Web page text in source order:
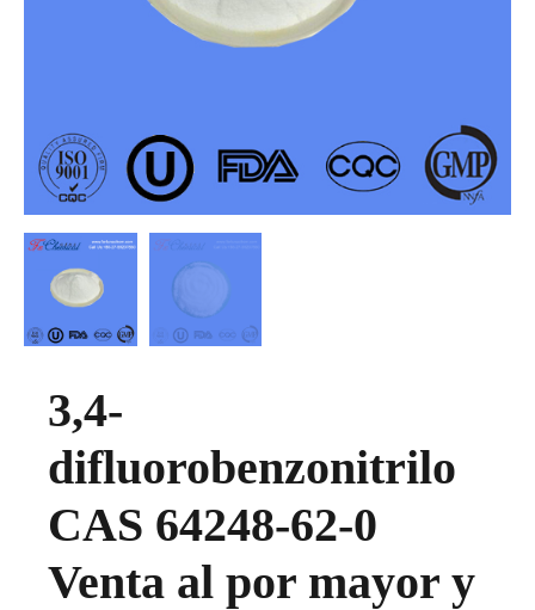
3,4-
difluorobenzonitrilo
CAS 64248-62-0
Venta al por mayor y